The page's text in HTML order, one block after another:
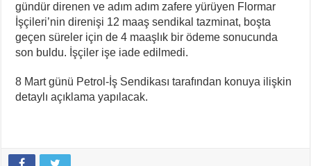
gündür direnen ve adım adım zafere yürüyen Flormar
İşçileri’nin direnişi 12 maaş sendikal tazminat, boşta
geçen süreler için de 4 maaşlık bir ödeme sonucunda
son buldu. İşçiler işe iade edilmedi.
8 Mart günü Petrol-İş Sendikası tarafından konuya ilişkin
detaylı açıklama yapılacak.